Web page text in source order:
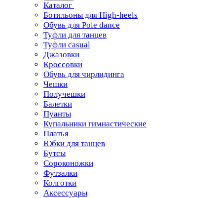
Каталог
Ботильоны для High-heels
Обувь для Pole dance
Туфли для танцев
Туфли casual
Джазовки
Кроссовки
Обувь для чирлидинга
Чешки
Получешки
Балетки
Пуанты
Купальники гимнастические
Платья
Юбки для танцев
Бутсы
Сороконожки
Футзалки
Колготки
Аксессуары